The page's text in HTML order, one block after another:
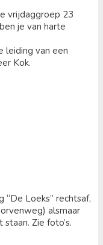
vrijdaggroep 23
je van harte
leiding van een
Kok.
Loeks” rechtsaf,
alsmaar
Zie foto’s.